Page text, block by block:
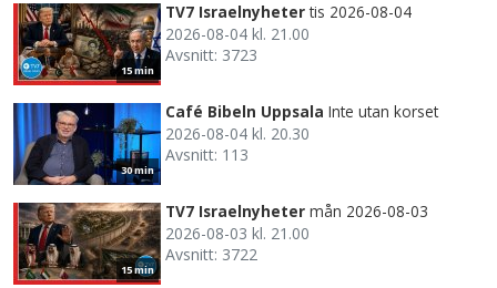
15 min
TV7 Israelnyheter tis 2026-08-04
2026-08-04 kl. 21.00
Avsnitt: 3723
30 min
Café Bibeln Uppsala Inte utan korset
2026-08-04 kl. 20.30
Avsnitt: 113
15 min
TV7 Israelnyheter mån 2026-08-03
2026-08-03 kl. 21.00
Avsnitt: 3722